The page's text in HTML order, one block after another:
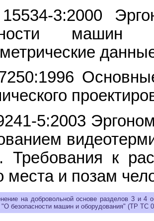
3:2000
5:2003
Требования к
места и позам
на добровольной основе разделов 3 и 4
безопасности машин и оборудования" (ТР ТС